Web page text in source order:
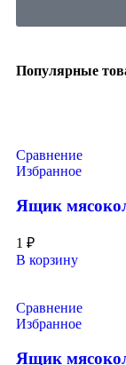
Популярные
Сравнение
Избранное
Ящик
1 ₽
В корзину
Сравнение
Избранное
Ящик